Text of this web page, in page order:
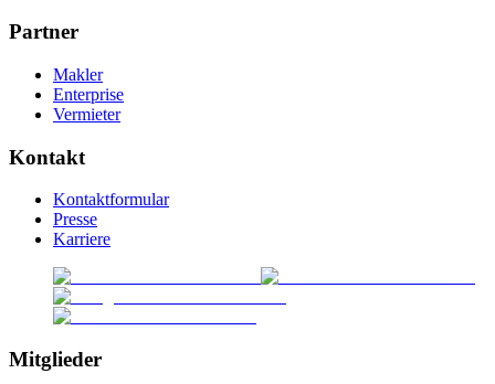
Partner
Makler
Enterprise
Vermieter
Kontakt
Kontaktformular
Presse
Karriere
Mitglieder